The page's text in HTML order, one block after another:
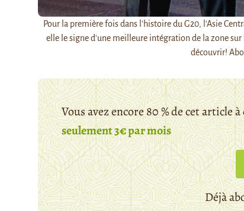
Pour la première fois dans l'histoire du G20, l'Asie
elle le signe d'une meilleure intégration de la zone
découvrir!
Vous avez encore 80 % de cet article
seulement 3€ par mois
Déjà